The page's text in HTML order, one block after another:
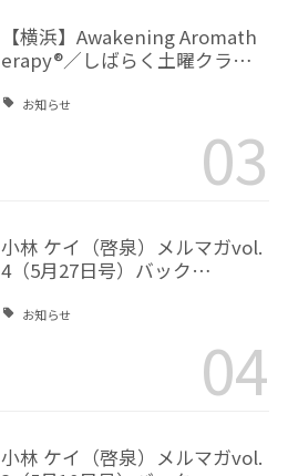
【横浜】Awakening Aromath
erapy®／しばらく土曜クラ…
お知らせ
03
小林 ケイ（啓泉）メルマガvol.
4（5月27日号）バック…
お知らせ
04
小林 ケイ（啓泉）メルマガvol.